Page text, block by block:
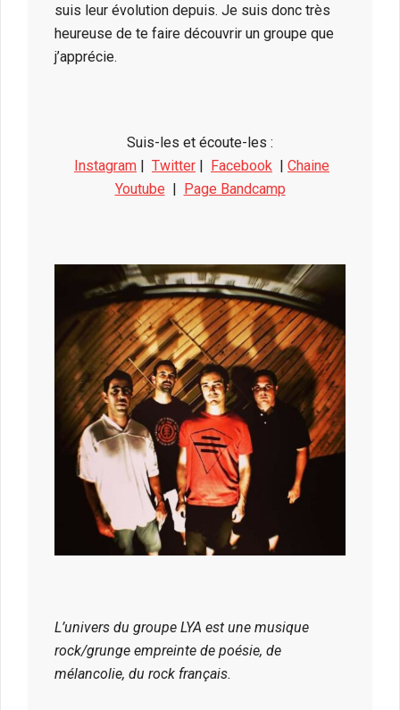
suis leur évolution depuis. Je suis donc très
heureuse de te faire découvrir un groupe que
j’apprécie.
Suis-les et écoute-les :
Instagram
Twitter Facebook
Chaine
Youtube
Page Bandcamp
L’univers du groupe LYA est une musique
rock/grunge empreinte de poésie, de
mélancolie, du rock français.